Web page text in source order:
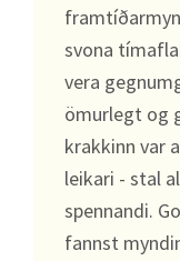
svona
vera
ömurlegt og
krakkinn var
leikari - stal
spennandi.
fannst